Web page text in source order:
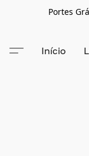
Portes
Início